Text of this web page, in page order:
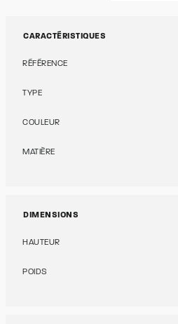
CARACTÉRISTIQUES
RÉFÉRENCE
TYPE
COULEUR
MATIÈRE
DIMENSIONS
HAUTEUR
POIDS